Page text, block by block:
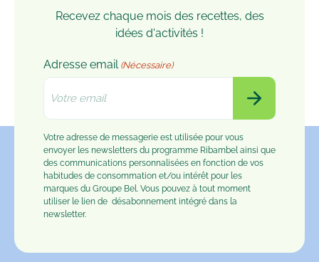
Recevez chaque mois des recettes, des
idées d'activités !
Adresse email (Nécessaire)
Votre adresse de messagerie est utilisée pour vous
envoyer les newsletters du programme Ribambel ainsi que
des communications personnalisées en fonction de vos
habitudes de consommation et/ou intérêt pour les
marques du Groupe Bel. Vous pouvez à tout moment
utiliser le lien de désabonnement intégré dans la
newsletter.